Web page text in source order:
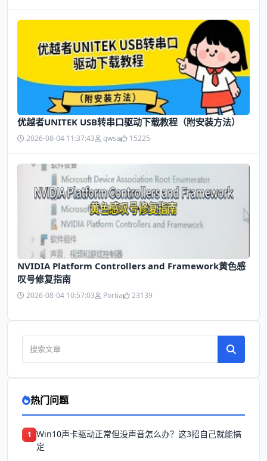
优越者UNITEK USB转串口驱动下载教程（附安装方法）
2026-08-04 11:37:43 qwsa 15225
NVIDIA Platform Controllers and Framework黄色感
叹号修复指南
2026-08-04 10:57:03 Portia 23139
热门问题
1 Win10声卡驱动正常但没声音怎么办？这3招自己就能搞
定